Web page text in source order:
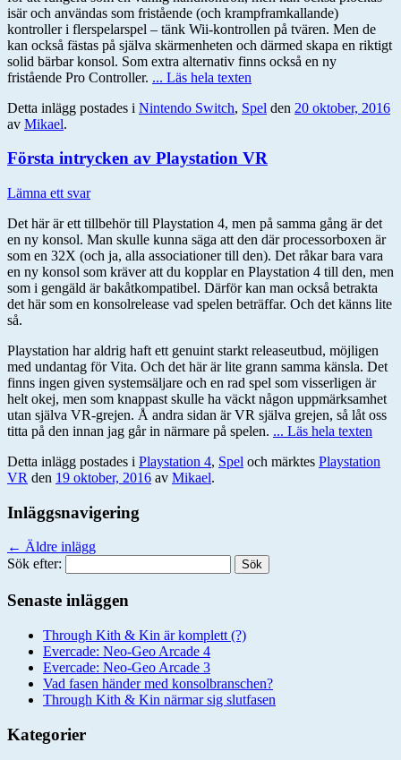
isär och användas som fristående (och krampframkallande)
kontroller i flerspelarspel – tänk Wii-kontrollen på tvären. Men de
kan också fästas på själva skärmenheten och därmed skapa en riktigt
solid bärbar konsol. Som extra alternativ finns också en ny
fristående Pro Controller. ... Läs hela texten
Detta inlägg postades i Nintendo Switch, Spel den 20 oktober, 2016
av Mikael.
Första intrycken av Playstation VR
Lämna ett svar
Det här är ett tillbehör till Playstation 4, men på samma gång är det
en ny konsol. Man skulle kunna säga att den där processorboxen är
som en 32X (och ja, alla associationer till den). Det råkar bara vara
en ny konsol som kräver att du kopplar en Playstation 4 till den, men
som i gengäld är bakåtkompatibel. Därför kan man också betrakta
det här som en konsolrelease vad spelen beträffar. Och det känns lite
så.
Playstation har aldrig haft ett genuint starkt releaseutbud, möjligen
med undantag för Vita. Och det här är lite grann samma känsla. Det
finns ingen given systemsäljare och en rad spel som visserligen är
helt okej, men som knappast skulle ha väckt någon uppmärksamhet
utan själva VR-grejen. Å andra sidan är VR själva grejen, så låt oss
titta på den innan jag går in närmare på spelen. ... Läs hela texten
Detta inlägg postades i Playstation 4, Spel och märktes Playstation
VR den 19 oktober, 2016 av Mikael.
Inläggsnavigering
← Äldre inlägg
Sök efter:
Senaste inläggen
Through Kith & Kin är komplett (?)
Evercade: Neo-Geo Arcade 4
Evercade: Neo-Geo Arcade 3
Vad fasen händer med konsolbranschen?
Through Kith & Kin närmar sig slutfasen
Kategorier